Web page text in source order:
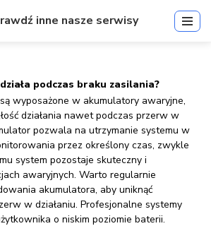
podczas braku zasilania?
wyposażone w akumulatory awaryjne,
działania nawet podczas przerw w
pozwala na utrzymanie systemu w
przez określony czas, zwykle
system pozostaje skuteczny i
awaryjnych. Warto regularnie
akumulatora, aby uniknąć
w działaniu. Profesjonalne systemy
o niskim poziomie baterii.
inne nasze serwisy